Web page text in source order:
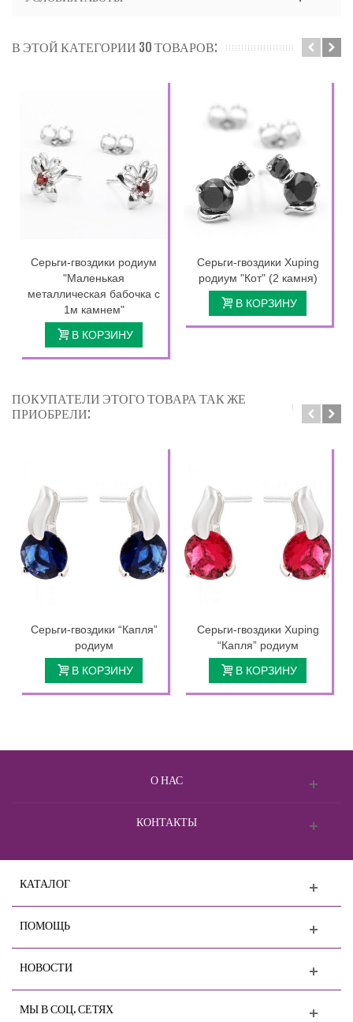
В ЭТОЙ КАТЕГОРИИ 30 ТОВАРОВ:
Серьги-гвоздики родиум
"Маленькая
металлическая бабочка с
1м камнем"
В КОРЗИНУ
Серьги-гвоздики Xuping
родиум "Кот" (2 камня)
В КОРЗИНУ
ПОКУПАТЕЛИ ЭТОГО ТОВАРА ТАК ЖЕ
ПРИОБРЕЛИ:
Серьги-гвоздики “Капля”
родиум
В КОРЗИНУ
Серьги-гвоздики Xuping
“Капля” родиум
В КОРЗИНУ
О НАС
КОНТАКТЫ
КАТАЛОГ
ПОМОЩЬ
НОВОСТИ
МЫ В СОЦ. СЕТЯХ